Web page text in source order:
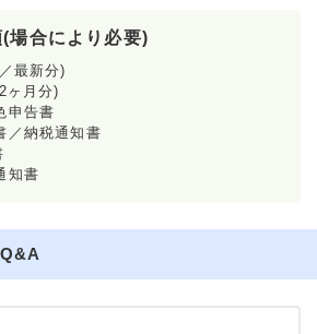
場合により必要)
最新分)
ヶ月分)
申告書
／納税通知書
知書